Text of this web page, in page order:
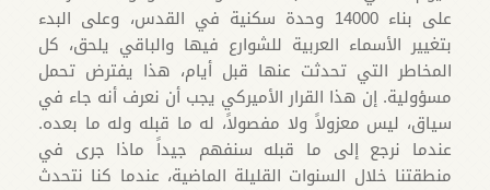
على بناء 14000 وحدة سكنية في القدس، وعلى البدء
بتغيير الأسماء العربية للشوارع فيها والباقي يلحق، كل
المخاطر التي تحدثت عنها قبل أيام، هذا يفترض تحمل
مسؤولية. إن هذا القرار الأميركي يجب أن نعرف أنه جاء في
سياق، ليس معزولاً ولا مفصولاً، له ما قبله وله ما بعده.
عندما نرجع إلى ما قبله سنفهم جيداً ماذا جرى في
منطقتنا خلال السنوات القليلة الماضية، عندما كنا نتحدث